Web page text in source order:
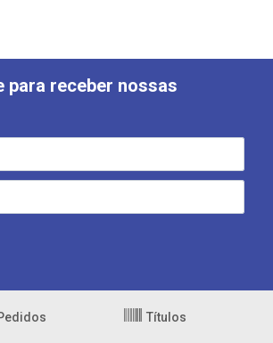
para receber nossas
Títulos